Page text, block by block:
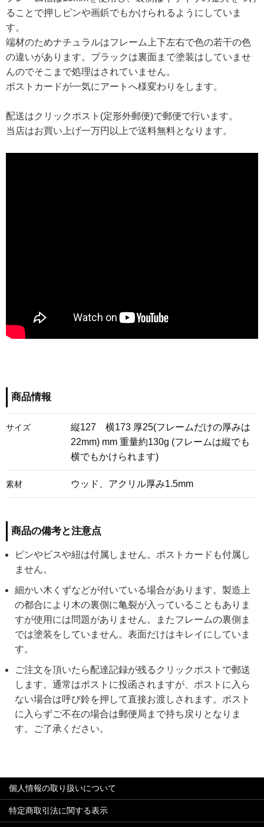
ることで押しピンや画鋲でもかけられるようにしていま
す。
端材のためナチュラルはフレーム上下左右で色の若干の色
の違いがあります。ブラックは裏面まで塗装はしていませ
んのでそこまで処理はされていません。
ポストカードが一気にアートへ様変わりをします。
配送はクリックポスト(定形外郵便)で郵便で行います。
当店はお買い上げ一万円以上で送料無料となります。
商品情報
サイズ
縦127 横173 厚25(フレームだけの厚みは
22mm) mm 重量約130g (フレームは縦でも
横でもかけられます)
素材 ウッド、アクリル厚み1.5mm
商品の備考と注意点
ピンやビスや紐は付属しません。ポストカードも付属し
ません。
細かい木くずなどが付いている場合があります。製造上
の都合により木の裏側に亀裂が入っていることもありま
すが使用には問題がありません。またフレームの裏側ま
では塗装をしていません。表面だけはキレイにしていま
す。
ご注文を頂いたら配達記録が残るクリックポストで郵送
します。通常はポストに投函されますが、ポストに入ら
ない場合は呼び鈴を押して直接お渡しされます。ポスト
に入らずご不在の場合は郵便局まで持ち戻りとなりま
す。ご了承ください。
個人情報の取り扱いについて
特定商取引法に関する表示